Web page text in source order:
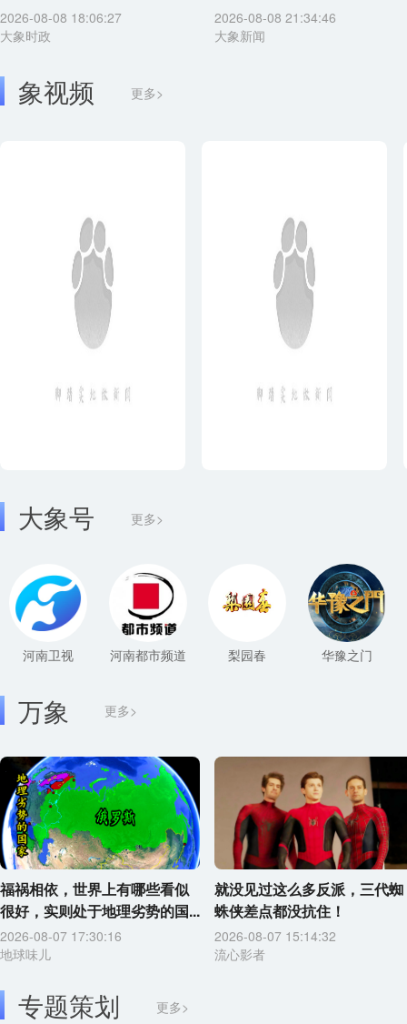
2026-08-08 18:06:27
大象时政
2026-08-08 21:34:46
大象新闻
象视频 更多>
大象号 更多>
河南卫视 河南都市频道 梨园春 华豫之门
更多>
万象
福祸相依，世界上有哪些看似
很好，实则处于地理劣势的国...
2026-08-07 17:30:16
地球味儿
就没见过这么多反派，三代蜘
蛛侠差点都没抗住！
2026-08-07 15:14:32
流心影者
专题策划 更多>